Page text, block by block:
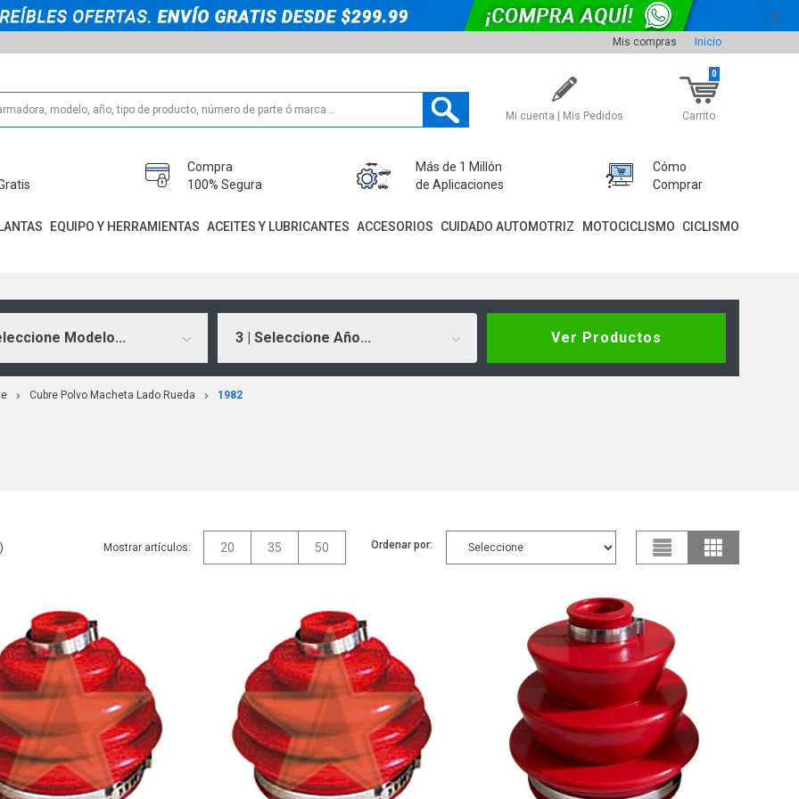
Mis compras Inicio
Mi cuenta | Mis Pedidos Carrito
0
Compra
100% Segura
Más de 1 Millón
de Aplicaciones
Cómo
Comprar
EQUIPO Y HERRAMIENTAS ACEITES Y LUBRICANTES ACCESORIOS CUIDADO AUTOMOTRIZ MOTOCICLISMO CICLISMO
Modelo... 3 | Seleccione Año... Ver Productos
Cubre Polvo Macheta Lado Rueda 1982
Mostrar artículos: 20 35 50 Ordenar por: